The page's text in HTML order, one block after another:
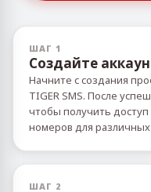
ШАГ 1
Создайте
Начните с создания
TIGER SMS. После
чтобы получить
номеров для
ШАГ 2